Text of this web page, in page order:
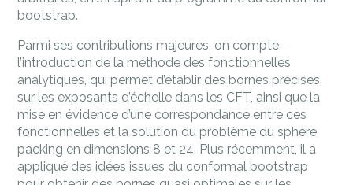
bootstrap.
Parmi ses contributions majeures, on compte
l’introduction de la méthode des fonctionnelles
analytiques, qui permet d’établir des bornes précises
sur les exposants d’échelle dans les CFT, ainsi que la
mise en évidence d’une correspondance entre ces
fonctionnelles et la solution du problème du sphere
packing en dimensions 8 et 24. Plus récemment, il a
appliqué des idées issues du conformal bootstrap